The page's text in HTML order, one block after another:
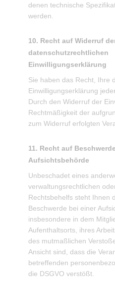
denen technische
werden.
10. Recht auf Widerruf
datenschutzrechtlichen
Einwilligungserklärung
Sie haben das Recht, Ihre
Einwilligungserklärung
Durch den Widerruf der
Rechtmäßigkeit der
zum Widerruf erfolgten
11. Recht auf
Aufsichtsbehörde
Unbeschadet eines
verwaltungsrechtlichen
Rechtsbehelfs steht Ihnen
Beschwerde bei einer
insbesondere in dem
Aufenthaltsorts, ihres
des mutmaßlichen
Ansicht sind, dass die
betreffenden
die DSGVO verstößt.